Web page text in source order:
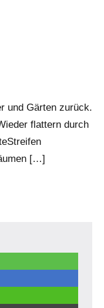
und Gärten zurück.
flattern durch
[…]